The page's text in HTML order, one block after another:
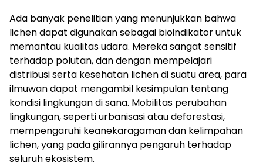
Ada banyak penelitian yang menunjukkan bahwa
lichen dapat digunakan sebagai bioindikator untuk
memantau kualitas udara. Mereka sangat sensitif
terhadap polutan, dan dengan mempelajari
distribusi serta kesehatan lichen di suatu area, para
ilmuwan dapat mengambil kesimpulan tentang
kondisi lingkungan di sana. Mobilitas perubahan
lingkungan, seperti urbanisasi atau deforestasi,
mempengaruhi keanekaragaman dan kelimpahan
lichen, yang pada gilirannya pengaruh terhadap
seluruh ekosistem.